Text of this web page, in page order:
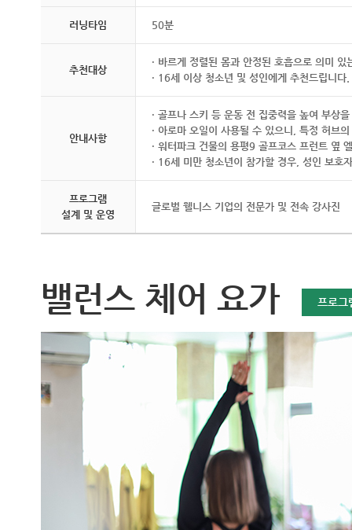
러닝타임 50분
추천대상
· 바르게 정렬된 몸과 안정된 호흡으로 의미 있
· 16세 이상 청소년 및 성인에게 추천드립니다.
안내사항
· 골프나 스키 등 운동 전 집중력을 높여 부상
· 아로마 오일이 사용될 수 있으니, 특정 허브
· 워터파크 건물의 용평9 골프코스 프런트 옆
· 16세 미만 청소년이 참가할 경우, 성인 보호
프로그램
설계 및 운영
글로벌 웰니스 기업의 전문가 및 전속 강사진
밸런스 체어 요가 프로그